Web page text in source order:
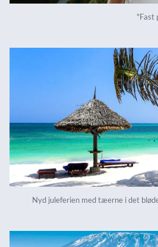
"Fast
Nyd juleferien med tæerne i det